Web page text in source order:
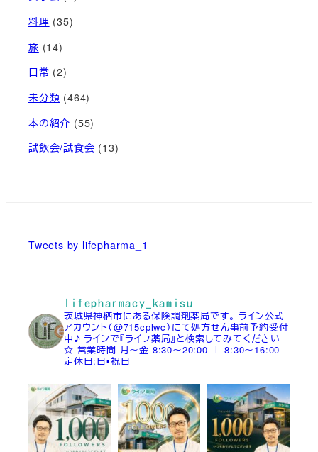
料理 (35)
旅 (14)
日常 (2)
未分類 (464)
本の紹介 (55)
試飲会/試食会 (13)
Tweets by lifepharma_1
lifepharmacy_kamisu
茨城県神栖市にある保険調剤薬局です。 ライン公式
アカウント（@715cplwc）にて処方せん事前予約受付
中♪ ラインで『ライフ薬局』と検索してみてください
☆ 営業時間 月～金 8:30～20:00 土 8:30～16:00
定休日:日▪祝日